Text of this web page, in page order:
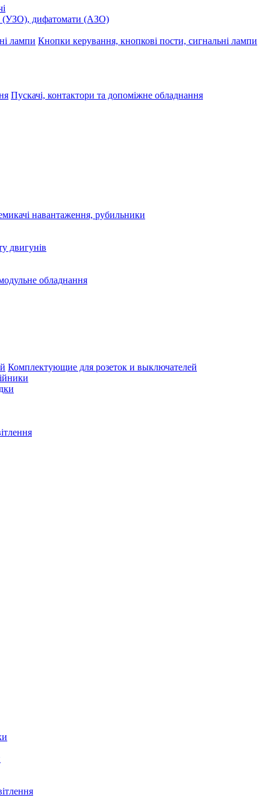
(УЗО), дифатомати (АЗО)
Кнопки керування, кнопкові пости, сигнальні лампи
Пускачі, контактори та допоміжне обладнання
навантаження, рубильники
двигунів
обладнання
Комплектующие для розеток и выключателей